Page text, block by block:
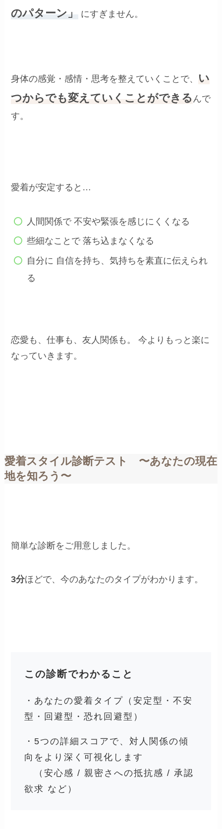
のパターン」
にすぎません。
身体の感覚・感情・思考を整えていくことで、 い
つからでも変えていくことができる んで
す。
愛着が安定すると…
人間関係で 不安や緊張を感じにくくなる
些細なことで 落ち込まなくなる
自分に 自信を持ち、気持ちを素直に伝えられ
る
恋愛も、仕事も、友人関係も。 今よりもっと楽に
なっていきます。
愛着スタイル診断テスト 〜あなたの現在
地を知ろう〜
簡単な診断をご用意しました。
3分ほどで、今のあなたのタイプがわかります。
この診断でわかること
・あなたの愛着タイプ（安定型・不安
型・回避型・恐れ回避型）
・5つの詳細スコアで、対人関係の傾
向をより深く可視化します
（安心感 / 親密さへの抵抗感 / 承認
欲求 など）